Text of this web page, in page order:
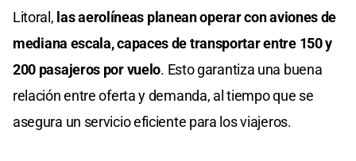
Litoral, las aerolíneas planean operar con aviones de
mediana escala, capaces de transportar entre 150 y
200 pasajeros por vuelo. Esto garantiza una buena
relación entre oferta y demanda, al tiempo que se
asegura un servicio eficiente para los viajeros.